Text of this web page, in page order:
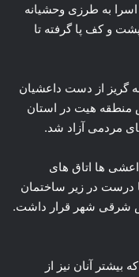
به طرزی وحشیانه
و کف پا گرفته تا
گریز از دست داعشیان
منطقه هیت در استان
مردمی آزاد شد.
که داعشی ها اتاق های
درست در زیر ساختمان
شرقی شهر قرار داشت.
بودند که بیشتر آنان نیز از